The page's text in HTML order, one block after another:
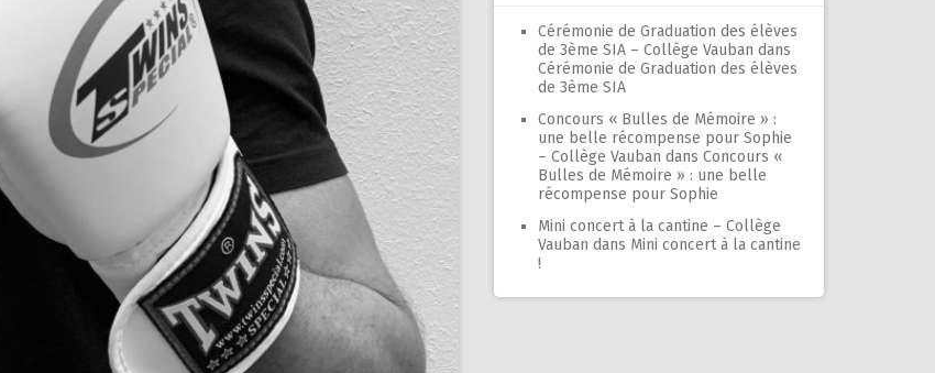
Cérémonie de Graduation des élèves
de 3ème SIA – Collège Vauban dans
Cérémonie de Graduation des élèves
de 3ème SIA
Concours « Bulles de Mémoire » :
une belle récompense pour Sophie
– Collège Vauban dans Concours «
Bulles de Mémoire » : une belle
récompense pour Sophie
Mini concert à la cantine – Collège
Vauban dans Mini concert à la cantine
!